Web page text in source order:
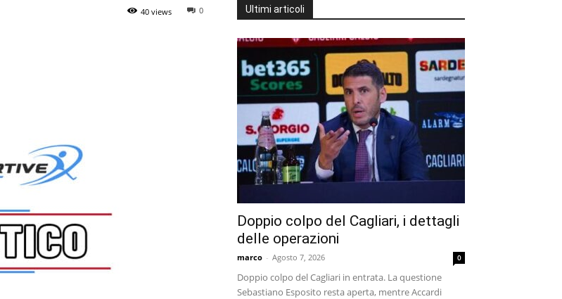
0
40 views Ultimi articoli
Doppio colpo del Cagliari, i dettagli
delle operazioni
marco - Agosto 7, 2026 0
Doppio colpo del Cagliari in entrata. La questione
Sebastiano Esposito resta aperta, mentre Accardi